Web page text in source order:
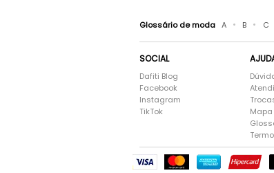
Glossário de moda A • B • C
SOCIAL
Dafiti Blog
Facebook
Instagram
TikTok